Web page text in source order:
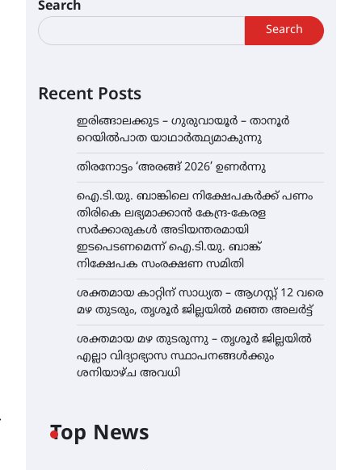
Search
Search
Recent Posts
ഇരിങ്ങാലക്കുട – ഗുരുവായൂർ – താനൂർ
റെയിൽപാത യാഥാർത്ഥ്യമാകുന്നു
തിരനോട്ടം ‘അരങ്ങ് 2026’ ഉണർന്നു
ഐ.ടി.യു. ബാങ്കിലെ നിക്ഷേപകർക്ക് പണം
തിരികെ ലഭ്യമാക്കാൻ കേന്ദ്ര-കേരള
സർക്കാരുകൾ അടിയന്തരമായി
ഇടപെടണമെന്ന് ഐ.ടി.യു. ബാങ്ക്
നിക്ഷേപക സംരക്ഷണ സമിതി
ശക്തമായ കാറ്റിന് സാധ്യത – ആഗസ്റ്റ് 12 വരെ
മഴ തുടരും, തൃശൂർ ജില്ലയിൽ മഞ്ഞ അലർട്ട്
ശക്തമായ മഴ തുടരുന്നു – തൃശൂർ ജില്ലയിൽ
എല്ലാ വിദ്യാഭ്യാസ സ്ഥാപനങ്ങൾക്കും
ശനിയാഴ്ച അവധി
Top News